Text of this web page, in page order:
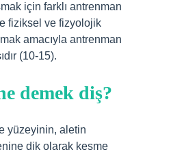
için farklı antrenman
fiziksel ve fizyolojik
amacıyla antrenman
(10-15).
demek diş?
yüzeyinin, aletin
dik olarak kesme